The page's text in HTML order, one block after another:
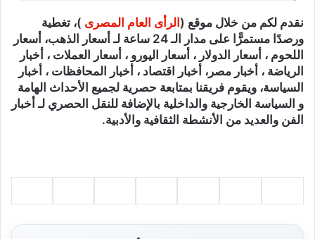
نقدم لكم من خلال موقع ( الرأى العام المصرى )، تغطية
ورصدًا مستمرًّا على مدار الـ 24 ساعة لـ أسعار الذهب، أسعار
اللحوم ، أسعار الدولار ، أسعار اليورو ، أسعار العملات ، أخبار
الرياضة ، أخبار مصر، أخبار اقتصاد ، أخبار المحافظات ، أخبار
السياسة، ويقوم فريقنا بمتابعة حصرية لجميع الأحداث الهامة
و السياسة الخارجية والداخلية بالإضافة للنقل الحصري لـ أخبار
الفن والعديد من الأنشطة الثقافية والأدبية.